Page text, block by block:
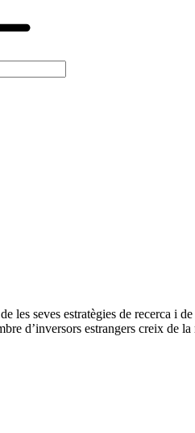
les seves estratègies de recerca i
d’inversors estrangers creix de la